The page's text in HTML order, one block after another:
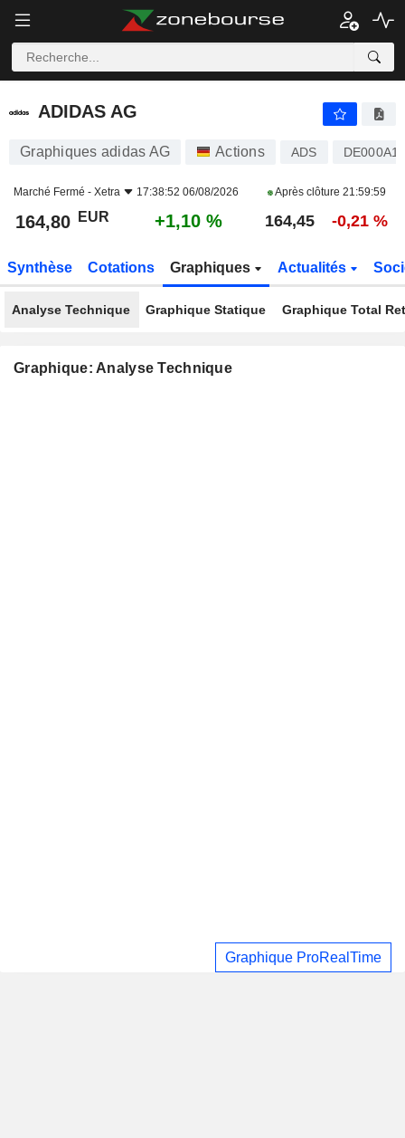
ADIDAS AG
ADIDAS AG
Graphiques adidas AG Actions ADS
Marché Fermé - Xetra 17:38:52 06/08/2026 Après clôture 21:59:59
164,80 EUR +1,10 % 164,45 -0,21 %
Synthèse Cotations Graphiques Actualités
Analyse Technique Graphique Statique Graphique Total
Graphique: Analyse Technique
Graphique ProRealTime